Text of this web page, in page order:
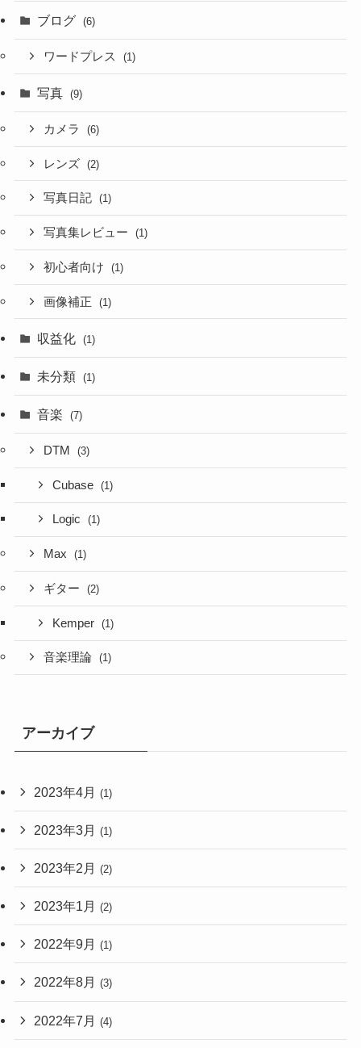
ブログ (6)
ワードプレス (1)
写真 (9)
カメラ (6)
レンズ (2)
写真日記 (1)
写真集レビュー (1)
初心者向け (1)
画像補正 (1)
収益化 (1)
未分類 (1)
音楽 (7)
DTM (3)
Cubase (1)
Logic (1)
Max (1)
ギター (2)
Kemper (1)
音楽理論 (1)
アーカイブ
2023年4月 (1)
2023年3月 (1)
2023年2月 (2)
2023年1月 (2)
2022年9月 (1)
2022年8月 (3)
2022年7月 (4)